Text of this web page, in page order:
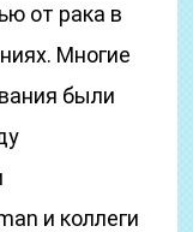
от рака в
Многие
были
и коллеги